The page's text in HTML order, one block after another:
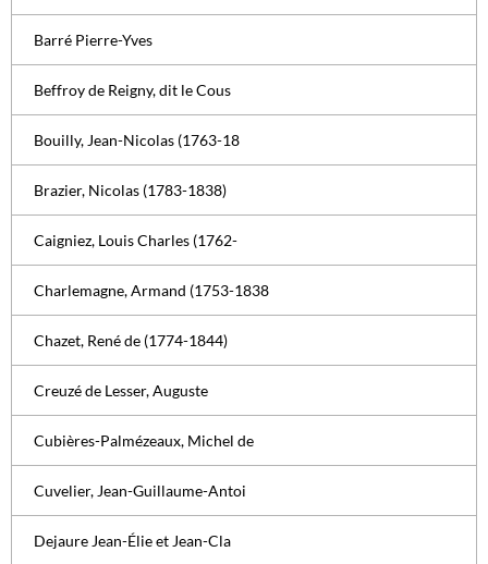
Barré Pierre-Yves
Beffroy de Reigny, dit le Cous
Bouilly, Jean-Nicolas (1763-18
Brazier, Nicolas (1783-1838)
Caigniez, Louis Charles (1762-
Charlemagne, Armand (1753-1838
Chazet, René de (1774-1844)
Creuzé de Lesser, Auguste
Cubières-Palmézeaux, Michel de
Cuvelier, Jean-Guillaume-Antoi
Dejaure Jean-Élie et Jean-Cla